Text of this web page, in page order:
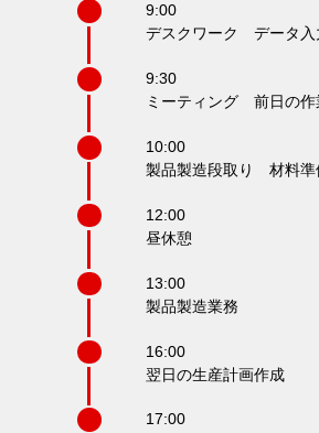
9:00
デスクワーク データ入
9:30
ミーティング 前日の作
10:00
製品製造段取り 材料準
12:00
昼休憩
13:00
製品製造業務
16:00
翌日の生産計画作成
17:00